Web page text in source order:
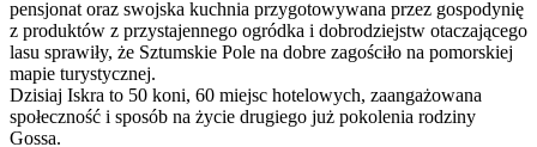
pensjonat oraz swojska kuchnia przygotowywana przez gospodynię
z produktów z przystajennego ogródka i dobrodziejstw otaczającego
lasu sprawiły, że Sztumskie Pole na dobre zagościło na pomorskiej
mapie turystycznej.
Dzisiaj Iskra to 50 koni, 60 miejsc hotelowych, zaangażowana
społeczność i sposób na życie drugiego już pokolenia rodziny
Gossa.